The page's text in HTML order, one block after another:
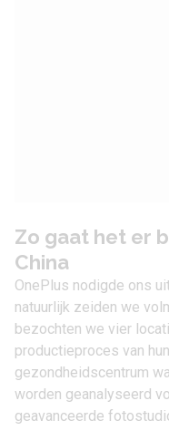
Zo gaat het er
China
OnePlus nodigde ons
natuurlijk zeiden we
bezochten we vier
productieproces van hun
gezondheidscentrum
worden geanalyseerd
geavanceerde